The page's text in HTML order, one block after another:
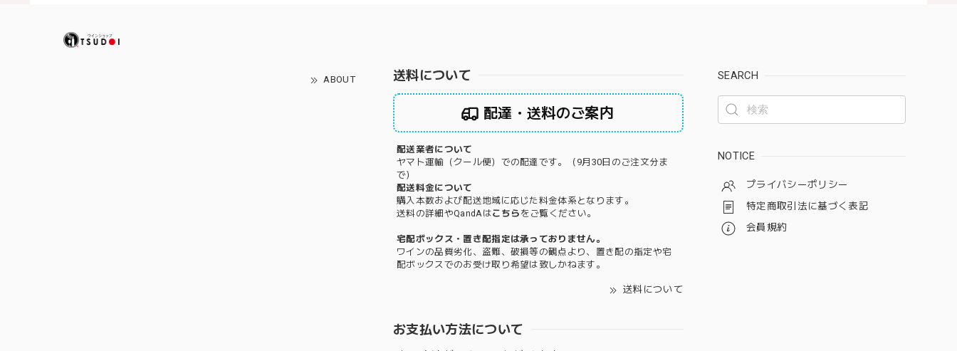
ABOUT 送料について
配達・送料のご案内
配送業者について
ヤマト運輸（クール便）での配達です。（9月30日のご注文分ま
で）
配送料金について
購入本数および配送地域に応じた料金体系となります。
送料の詳細やQandAはこちら をご覧ください。
宅配ボックス・置き配指定は承っておりません。
ワインの品質劣化、盗難、破損等の観点より、置き配の指定や宅
配ボックスでのお受け取り希望は致しかねます。
送料について
お支払い方法について
SEARCH
NOTICE
プライバシーポリシー
特定商取引法に基づく表記
会員規約